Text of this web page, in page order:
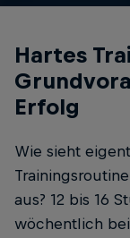
Hartes
Erfolg
Wie sieht
aus? 12 bis 16
wöchentlich